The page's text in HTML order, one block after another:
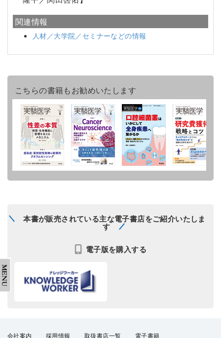
関連情報
人材／大学院／セミナーなどの情報
こちらの書籍もお勧めいたします
本書が販売されている主な電子書店をご紹介いたしま
す
電子版を購入する
会社案内 採用情報 取扱書店一覧 電子書籍